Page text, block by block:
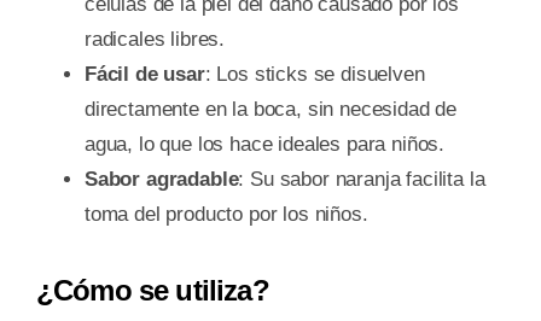
radicales libres.
Fácil de usar: Los sticks se disuelven
directamente en la boca, sin necesidad de
agua, lo que los hace ideales para niños.
Sabor agradable: Su sabor naranja facilita la
toma del producto por los niños.
¿Cómo se utiliza?